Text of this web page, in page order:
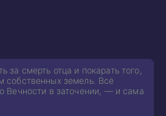
смерть отца и покарать того,
собственных земель. Всё
Вечности в заточении, — и сама